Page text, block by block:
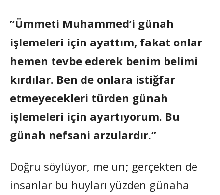
”Ümmeti Muhammed’i günah
işlemeleri için ayattım, fakat onlar
hemen tevbe ederek benim belimi
kırdılar. Ben de onlara istiğfar
etmeyecekleri türden günah
işlemeleri için ayartıyorum. Bu
günah nefsani arzulardır.”
Doğru söylüyor, melun; gerçekten de
insanlar bu huyları yüzden günaha